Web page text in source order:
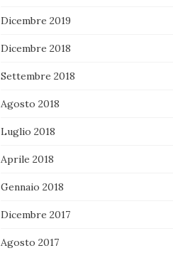
Dicembre 2019
Dicembre 2018
Settembre 2018
Agosto 2018
Luglio 2018
Aprile 2018
Gennaio 2018
Dicembre 2017
Agosto 2017